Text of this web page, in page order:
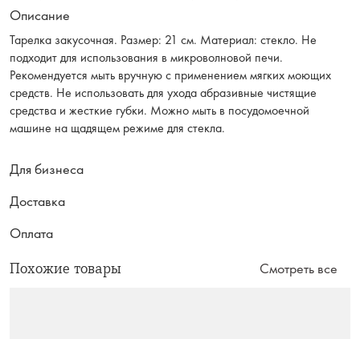
Описание
Тарелка закусочная. Размер: 21 см. Материал: стекло. Не
подходит для использования в микроволновой печи.
Рекомендуется мыть вручную с применением мягких моющих
средств. Не использовать для ухода абразивные чистящие
средства и жесткие губки. Можно мыть в посудомоечной
машине на щадящем режиме для стекла.
Для бизнеса
Доставка
Оплата
Похожие товары Смотреть все